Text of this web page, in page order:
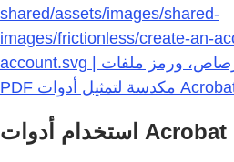
shared/assets/images/shared-
images/frictionless/create-an-
account.svg | فقاعة نصية، ورمز قلم رصاص، ورمز ملفات